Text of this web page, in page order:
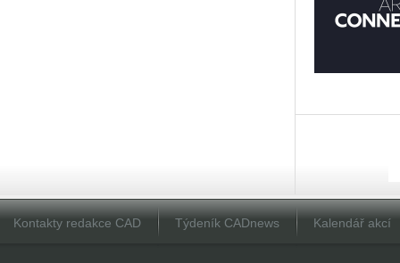
Kontakty redakce CAD Týdeník CADnews Kalendář akcí